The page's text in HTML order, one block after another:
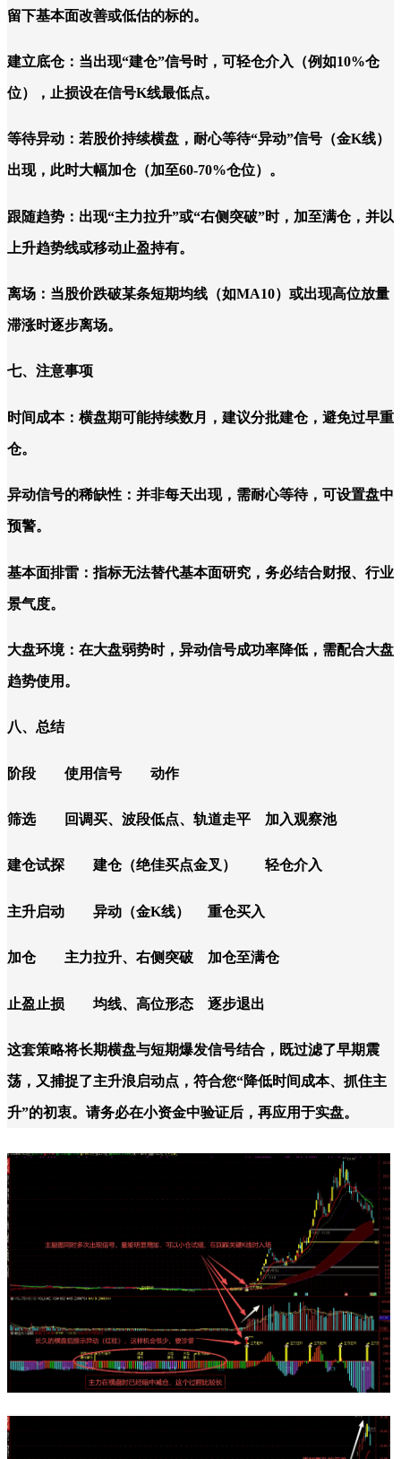
留下基本面改善或低估的标的。
建立底仓：当出现“建仓”信号时，可轻仓介入（例如10%仓
位），止损设在信号K线最低点。
等待异动：若股价持续横盘，耐心等待“异动”信号（金K线）
出现，此时大幅加仓（加至60-70%仓位）。
跟随趋势：出现“主力拉升”或“右侧突破”时，加至满仓，并以
上升趋势线或移动止盈持有。
离场：当股价跌破某条短期均线（如MA10）或出现高位放量
滞涨时逐步离场。
七、注意事项
时间成本：横盘期可能持续数月，建议分批建仓，避免过早重
仓。
异动信号的稀缺性：并非每天出现，需耐心等待，可设置盘中
预警。
基本面排雷：指标无法替代基本面研究，务必结合财报、行业
景气度。
大盘环境：在大盘弱势时，异动信号成功率降低，需配合大盘
趋势使用。
八、总结
阶段 使用信号 动作
筛选 回调买、波段低点、轨道走平 加入观察池
建仓试探 建仓（绝佳买点金叉） 轻仓介入
主升启动 异动（金K线） 重仓买入
加仓 主力拉升、右侧突破 加仓至满仓
止盈止损 均线、高位形态 逐步退出
这套策略将长期横盘与短期爆发信号结合，既过滤了早期震
荡，又捕捉了主升浪启动点，符合您“降低时间成本、抓住主
升”的初衷。请务必在小资金中验证后，再应用于实盘。